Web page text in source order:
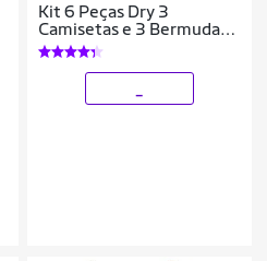
Kit 6 Peças Dry 3
Camisetas e 3 Bermudas
Alpha